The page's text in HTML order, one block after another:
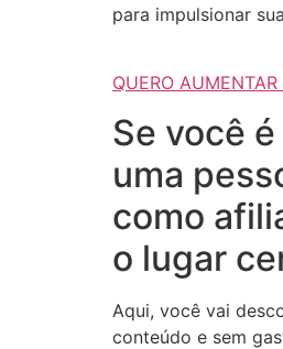
para impulsionar
QUERO
Se você é
uma
como
o lugar
Aqui, você vai
conteúdo e sem